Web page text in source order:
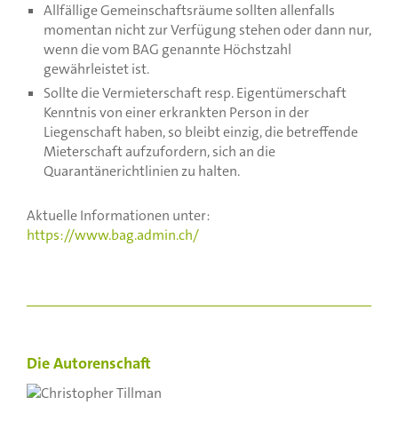
Allfällige Gemeinschaftsräume sollten allenfalls
momentan nicht zur Verfügung stehen oder dann nur,
wenn die vom BAG genannte Höchstzahl
gewährleistet ist.
Sollte die Vermieterschaft resp. Eigentümerschaft
Kenntnis von einer erkrankten Person in der
Liegenschaft haben, so bleibt einzig, die betreffende
Mieterschaft aufzufordern, sich an die
Quarantänerichtlinien zu halten.
Aktuelle Informationen unter:
https://www.bag.admin.ch/
Die Autorenschaft